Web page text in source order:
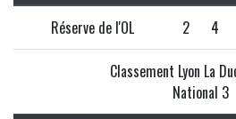
Réserve de l'OL 2 4
Classement Lyon La
National 3